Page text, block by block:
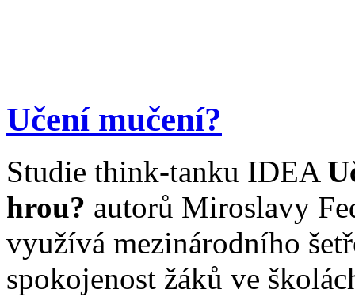
Učení mučení?
Studie think-tanku IDEA
hrou? autorů Miroslavy
využívá mezinárodního
spokojenost žáků ve